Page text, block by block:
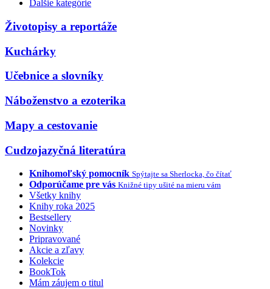
Ďalšie kategórie
Životopisy a reportáže
Kuchárky
Učebnice a slovníky
Náboženstvo a ezoterika
Mapy a cestovanie
Cudzojazyčná literatúra
Knihomoľský pomocník Spýtajte sa Sherlocka, čo čítať
Odporúčame pre vás Knižné tipy ušité na mieru vám
Všetky knihy
Knihy roka 2025
Bestsellery
Novinky
Pripravované
Akcie a zľavy
Kolekcie
BookTok
Mám záujem o titul